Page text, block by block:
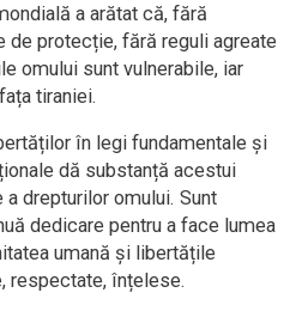
a arătat că, fără
protecție, fără reguli agreate
omului sunt vulnerabile, iar
tiraniei.
în legi fundamentale și
dă substanță acestui
drepturilor omului. Sunt
dedicare pentru a face lumea
umană și libertățile
respectate, înțelese.